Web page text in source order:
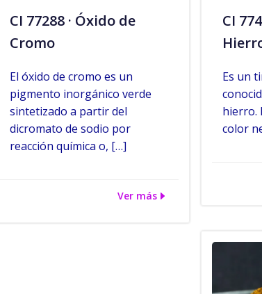
CI 77288 · Óxido de
Cromo
El óxido de cromo es un
pigmento inorgánico verde
sintetizado a partir del
dicromato de sodio por
reacción química o, […]
Ver más
CI
Es un
hierro.
color